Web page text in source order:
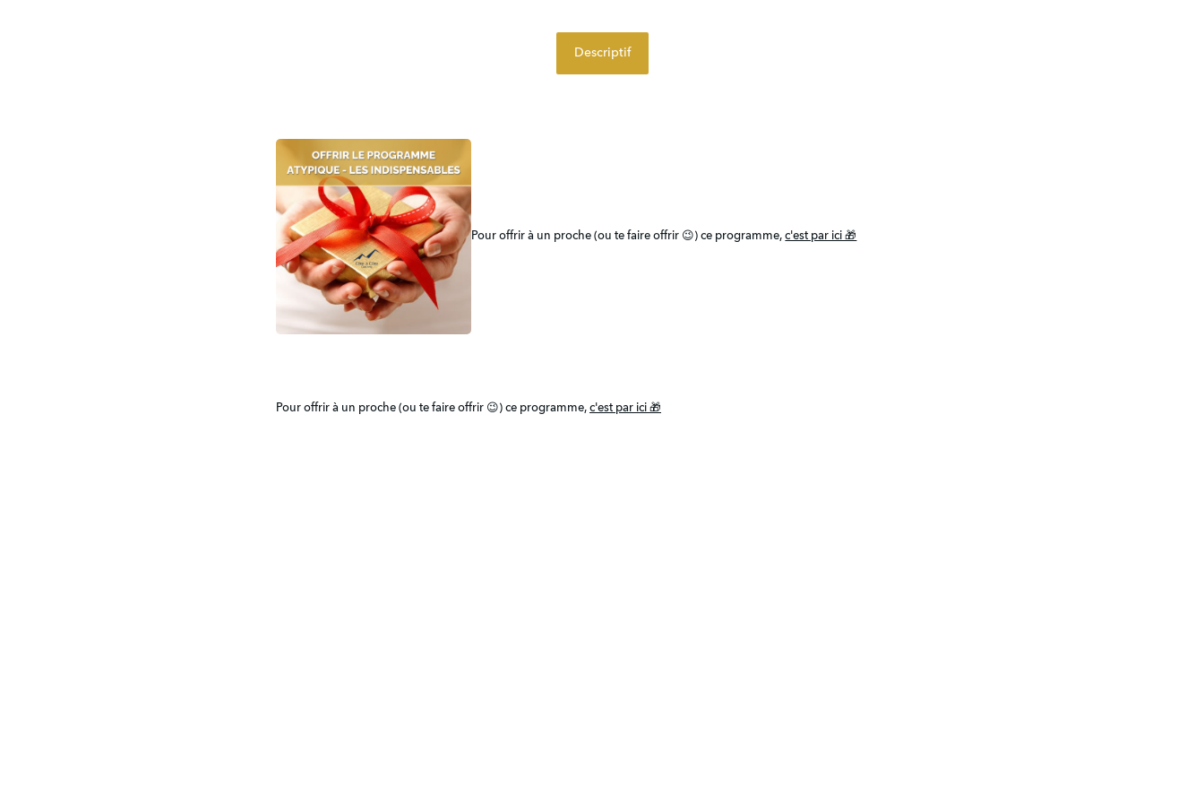
Descriptif
Pour offrir à un proche (ou te faire offrir 😉) ce programme, c'est par ici 🎁
Pour offrir à un proche (ou te faire offrir 😉) ce programme, c'est par ici 🎁